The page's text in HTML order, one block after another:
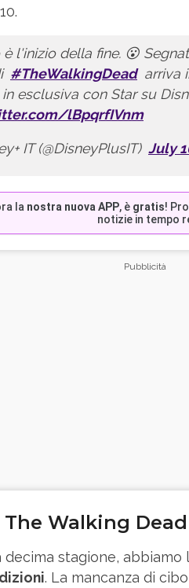
è l'inizio della fine. 😮
#TheWalkingDead arriva
esclusiva con Star su
lBpqrfIVnm
IT (@DisneyPlusIT) July
la nostra nuova APP, è gratis!
notizie in tempo
Walking Dead
stagione, abbiamo
. La mancanza di